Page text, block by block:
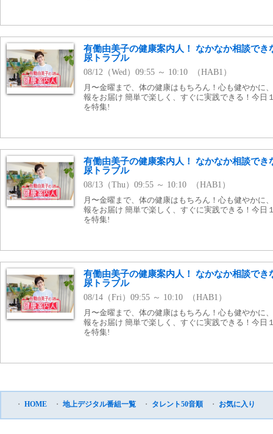
有働由美子の健康案内人！ なかなか相談でき
尿トラブル
08/12（Wed）09:55 ～ 10:10 （HAB1）
月〜金曜まで、体の健康はもちろん！心も健やかに
報をお届け 簡単で楽しく、すぐに実践できる！今日
を特集!
有働由美子の健康案内人！ なかなか相談でき
尿トラブル
08/13（Thu）09:55 ～ 10:10 （HAB1）
月〜金曜まで、体の健康はもちろん！心も健やかに
報をお届け 簡単で楽しく、すぐに実践できる！今日
を特集!
有働由美子の健康案内人！ なかなか相談でき
尿トラブル
08/14（Fri）09:55 ～ 10:10 （HAB1）
月〜金曜まで、体の健康はもちろん！心も健やかに
報をお届け 簡単で楽しく、すぐに実践できる！今日
を特集!
・ HOME ・ 地上デジタル番組一覧 ・ タレント50音順 ・ お気に入り